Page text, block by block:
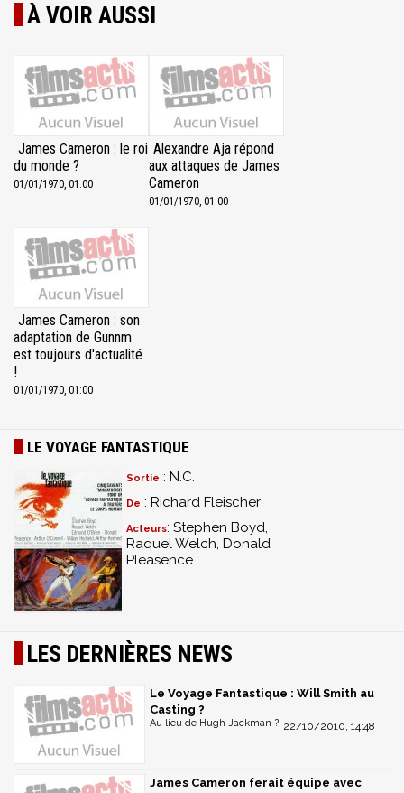
À VOIR AUSSI
James Cameron : le roi
du monde ?
01/01/1970, 01:00
Alexandre Aja répond
aux attaques de James
Cameron
01/01/1970, 01:00
James Cameron : son
adaptation de Gunnm
est toujours d'actualité
!
01/01/1970, 01:00
LE VOYAGE FANTASTIQUE
Sortie : N.C.
De : Richard Fleischer
Acteurs: Stephen Boyd,
Raquel Welch, Donald
Pleasence...
LES DERNIÈRES NEWS
Le Voyage Fantastique : Will Smith au
Casting ?
22/10/2010, 14:48
Au lieu de Hugh Jackman ?
James Cameron ferait équipe avec